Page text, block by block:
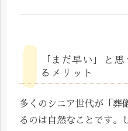
「まだ早い」と
るメリット
多くのシニア世代が「葬
るのは自然なことです。